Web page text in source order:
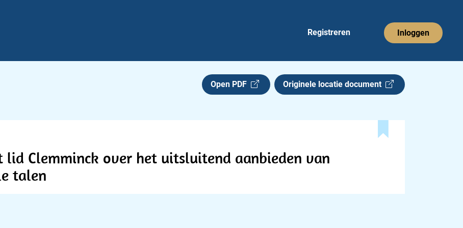
Registreren Inloggen
Open PDF Originele locatie document
lid Clemminck over het uitsluitend aanbieden van
talen